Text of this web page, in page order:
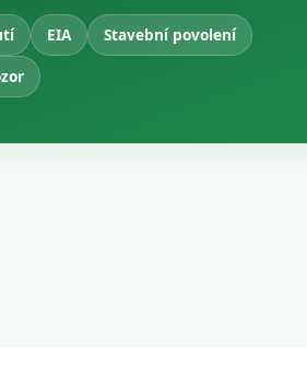
EIA
Stavební povolení